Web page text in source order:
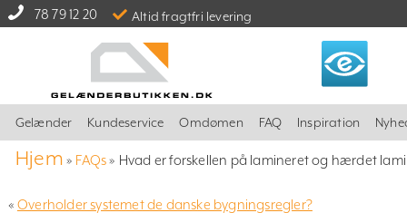
78 79 12 20 Altid fragtfri levering
Gelænder Kundeservice Omdømen FAQ Inspiration
Hjem » FAQs» Hvad er forskellen på lamineret og hærdet
« Overholder systemet de danske bygningsregler?